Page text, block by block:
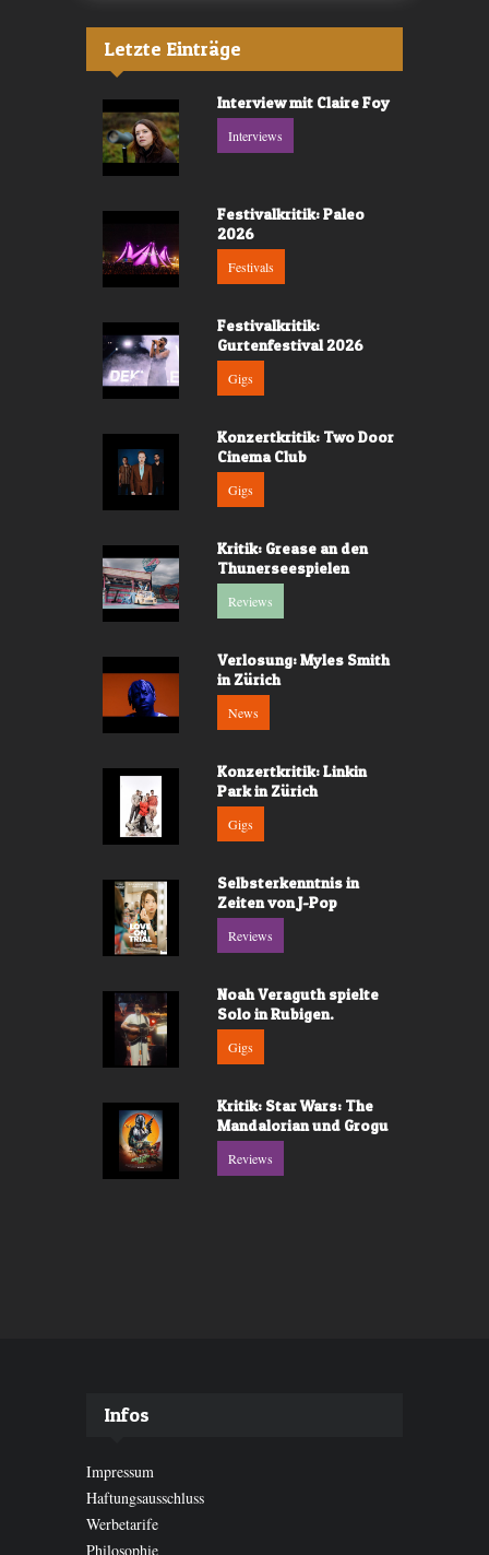
Letzte Einträge
Interview mit Claire Foy
Interviews
Festivalkritik: Paleo
2026
Festivals
Festivalkritik:
Gurtenfestival 2026
Gigs
Konzertkritik: Two Door
Cinema Club
Gigs
Kritik: Grease an den
Thunerseespielen
Reviews
Verlosung: Myles Smith
in Zürich
News
Konzertkritik: Linkin
Park in Zürich
Gigs
Selbsterkenntnis in
Zeiten von J-Pop
Reviews
Noah Veraguth spielte
Solo in Rubigen.
Gigs
Kritik: Star Wars: The
Mandalorian und Grogu
Reviews
Infos
Impressum
Haftungsausschluss
Werbetarife
Philosophie